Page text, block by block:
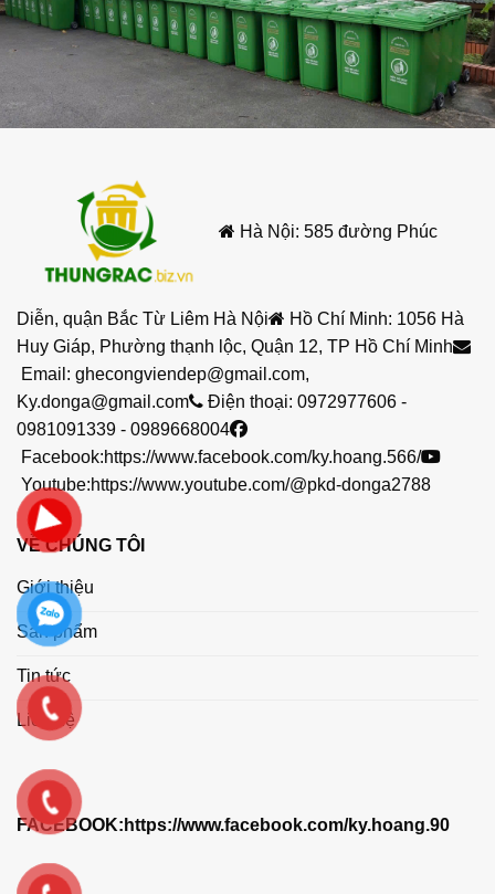
Hà Nội: 585 đường Phúc
Diễn, quận Bắc Từ Liêm Hà Nội
Hồ Chí Minh: 1056 Hà
Huy Giáp, Phường thạnh lộc, Quận 12, TP Hồ Chí Minh
Email: ghecongviendep@gmail.com,
Ky.donga@gmail.com
Điện thoại: 0972977606 -
0981091339 - 0989668004
Facebook:https://www.facebook.com/ky.hoang.566/
Youtube:https://www.youtube.com/@pkd-donga2788
VỀ CHÚNG TÔI
Giới thiệu
Sản phẩm
Tin tức
Liên hệ
FACEBOOK: https://www.facebook.com/ky.hoang.90